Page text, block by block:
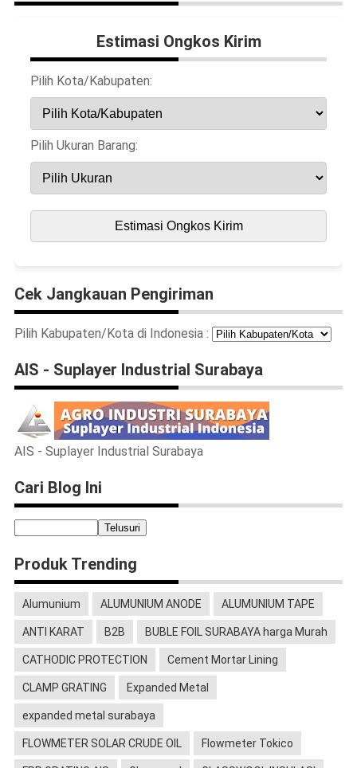
Estimasi Ongkos Kirim
Pilih Kota/Kabupaten:
Pilih Ukuran Barang:
Estimasi Ongkos Kirim
Cek Jangkauan Pengiriman
Pilih Kabupaten/Kota di Indonesia :
AIS - Suplayer Industrial Surabaya
AIS - Suplayer Industrial Surabaya
Cari Blog Ini
Produk Trending
Alumunium ALUMUNIUM ANODE ALUMUNIUM TAPE
ANTI KARAT B2B BUBLE FOIL SURABAYA harga Murah
CATHODIC PROTECTION Cement Mortar Lining
CLAMP GRATING Expanded Metal
expanded metal surabaya
FLOWMETER SOLAR CRUDE OIL Flowmeter Tokico